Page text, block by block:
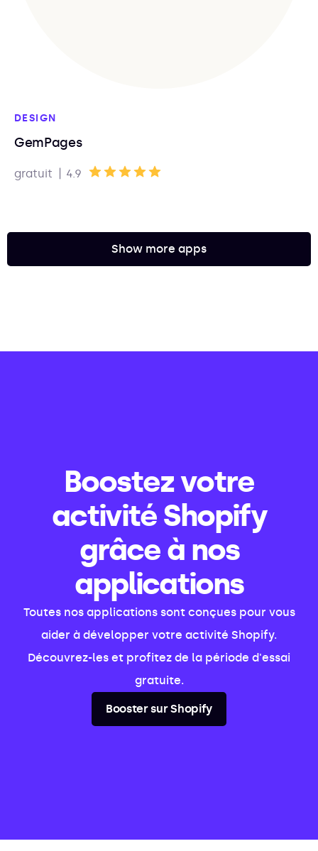
DESIGN
GemPages
gratuit | 4.9
Show more apps
Boostez votre
activité Shopify
grâce à nos
applications
Toutes nos applications sont conçues pour vous
aider à développer votre activité Shopify.
Découvrez-les et profitez de la période d'essai
gratuite.
Booster sur Shopify